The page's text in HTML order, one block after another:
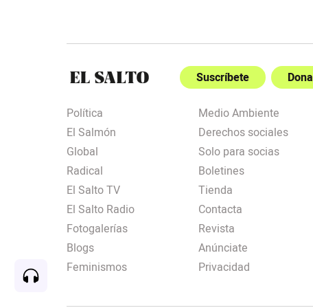
Suscríbete Dona
Política
El Salmón
Global
Radical
El Salto TV
El Salto Radio
Fotogalerías
Blogs
Feminismos
Medio Ambiente
Derechos sociales
Solo para socias
Boletines
Tienda
Contacta
Revista
Anúnciate
Privacidad